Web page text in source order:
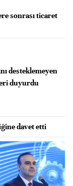
sonrası ticaret
desteklemeyen
duyurdu
davet etti